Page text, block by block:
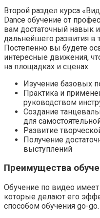
Второй раздел курса
Dance обучение от
вам достаточный навык
дальнейшего развития в
Постепенно вы будете
интересные движения,
на площадках и сценах.
Изучение базовых
Практика и
руководством
Создание
для
Развитие
Получение
выступлений
Преимущества
Обучение по видео
которые делают его
способом обучения go-go.